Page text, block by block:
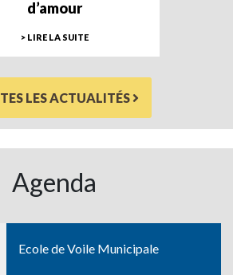
d’amour
> LIRE LA SUITE
LES ACTUALITÉS
Agenda
Ecole de Voile Municipale